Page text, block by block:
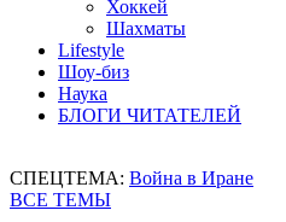
Хоккей
Шахматы
Lifestyle
Шоу-биз
Наука
БЛОГИ ЧИТАТЕЛЕЙ
СПЕЦТЕМА: Война в Иране
ВСЕ ТЕМЫ